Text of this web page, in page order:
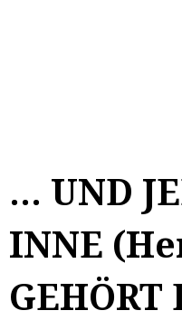
... UND
INNE
GEHÖRT